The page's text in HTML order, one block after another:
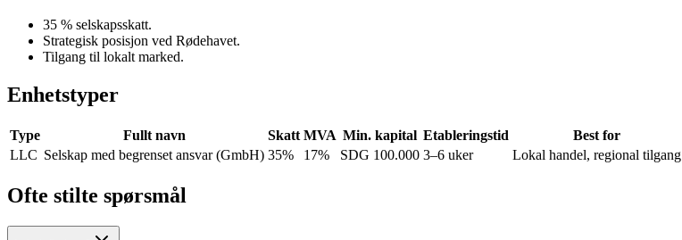
35 % selskapsskatt.
Strategisk posisjon ved Rødehavet.
Tilgang til lokalt marked.
Enhetstyper
Type Fullt navn Skatt MVA Min. kapital Etableringstid
Best for
LLC Selskap med begrenset ansvar (GmbH) 35% 17% SDG 100.000 3–6 uker Lokal handel, regional tilgang
Ofte stilte spørsmål